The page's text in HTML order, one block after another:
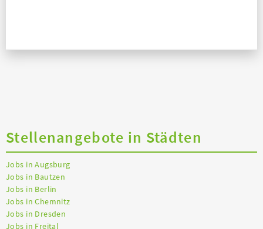
Stellenangebote in Städten
Jobs in Augsburg
Jobs in Bautzen
Jobs in Berlin
Jobs in Chemnitz
Jobs in Dresden
Jobs in Freital